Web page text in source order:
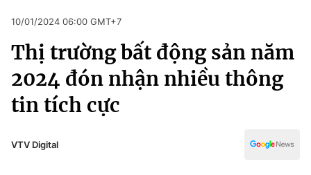
Chuyên mục
Chính trị
Xã hội
Pháp luật
Pháp luật
Kinh tế
Thể thao
Truyền hình
Văn hóa - Giải trí
10/01/2024 06:00 GMT+7
Thị trường bất động sản năm
2024 đón nhận nhiều thông
tin tích cực
VTV Digital